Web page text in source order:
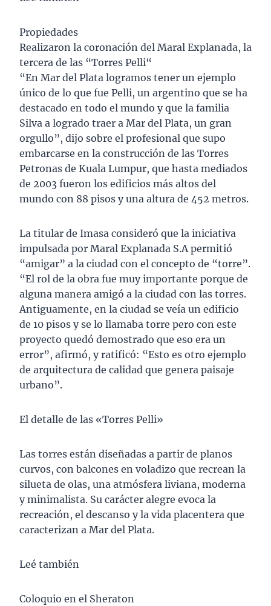
Propiedades
Realizaron la coronación del Maral Explanada, la
tercera de las “Torres Pelli“
“En Mar del Plata logramos tener un ejemplo
único de lo que fue Pelli, un argentino que se ha
destacado en todo el mundo y que la familia
Silva a logrado traer a Mar del Plata, un gran
orgullo”, dijo sobre el profesional que supo
embarcarse en la construcción de las Torres
Petronas de Kuala Lumpur, que hasta mediados
de 2003 fueron los edificios más altos del
mundo con 88 pisos y una altura de 452 metros.
La titular de Imasa consideró que la iniciativa
impulsada por Maral Explanada S.A permitió
“amigar” a la ciudad con el concepto de “torre”.
“El rol de la obra fue muy importante porque de
alguna manera amigó a la ciudad con las torres.
Antiguamente, en la ciudad se veía un edificio
de 10 pisos y se lo llamaba torre pero con este
proyecto quedó demostrado que eso era un
error”, afirmó, y ratificó: “Esto es otro ejemplo
de arquitectura de calidad que genera paisaje
urbano”.
El detalle de las «Torres Pelli»
Las torres están diseñadas a partir de planos
curvos, con balcones en voladizo que recrean la
silueta de olas, una atmósfera liviana, moderna
y minimalista. Su carácter alegre evoca la
recreación, el descanso y la vida placentera que
caracterizan a Mar del Plata.
Leé también
Coloquio en el Sheraton